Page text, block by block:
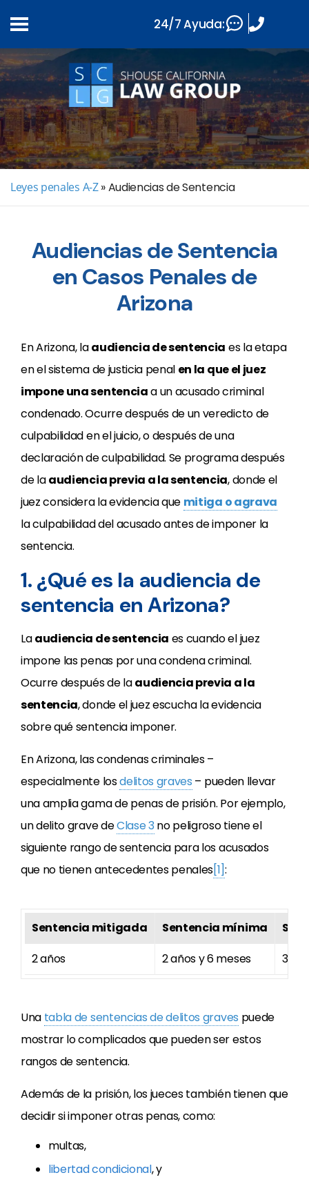
Leyes penales A-Z »Audiencias de Sentencia
Audiencias de Sentencia
en Casos Penales de
Arizona
En Arizona, laaudiencia de sentencia es la etapa
en el sistema de justicia penal en la que el juez
impone una sentenciaa un acusado criminal
condenado. Ocurre después de un veredicto de
culpabilidad en el juicio, o después de una
declaración de culpabilidad. Se programa después
de laaudiencia previa a la sentencia, donde el
juez considera la evidencia que mitiga o agrava
la culpabilidad del acusado antes de imponer la
sentencia.
1. ¿Qué es la audiencia de
sentencia en Arizona?
Laaudiencia de sentencia es cuando el juez
impone las penas por una condena criminal.
Ocurre después de laaudiencia previa a la
sentencia, donde el juez escucha la evidencia
sobre qué sentencia imponer.
En Arizona, las condenas criminales –
especialmente losdelitos graves – pueden llevar
una amplia gama de penas de prisión. Por ejemplo,
un delito grave deClase 3 no peligroso tiene el
siguiente rango de sentencia para los acusados
que no tienen antecedentes penales[1]:
Sentencia mitigada Sentencia mínima
2 años
2 años y 6 meses 3
Una tabla de sentencias de delitos graves puede
mostrar lo complicados que pueden ser estos
rangos de sentencia.
Además de la prisión, los jueces también tienen que
decidir si imponer otras penas, como:
multas,
libertad condicional, y
24/7 Ayuda: